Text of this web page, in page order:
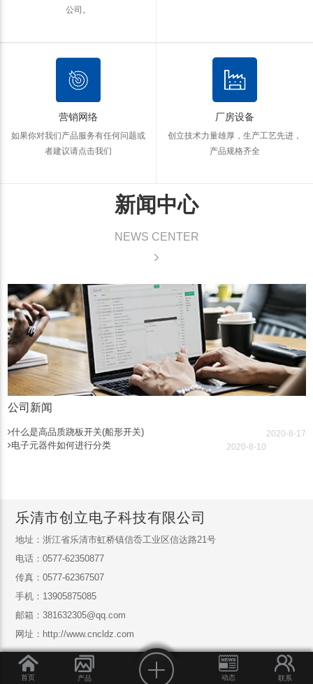
公司。
营销网络
如果你对我们产品服务有任何问题或
者建议请点击我们
厂房设备
创立技术力量雄厚，生产工艺先进，
产品规格齐全
新闻中心
NEWS CENTER
公司新闻
什么是高品质跷板开关(船形开关) 2020-8-17
电子元器件如何进行分类 2020-8-10
乐清市创立电子科技有限公司
地址：浙江省乐清市虹桥镇信岙工业区信达路21号
电话：0577-62350877
传真：0577-62367507
手机：13905875085
邮箱：381632305@qq.com
网址：http://www.cncldz.com
首页 产品 动态 联系